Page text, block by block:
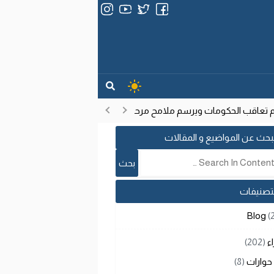
الحكومات ويرسم ملامح مرحلة تنموية جديدة
عن المواضيع و المقالات
Blog
(202)
حوارات (8)